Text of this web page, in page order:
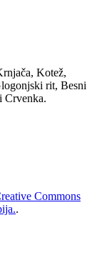
Kotež,
rit, Besni
Crvenka.
Commons
.